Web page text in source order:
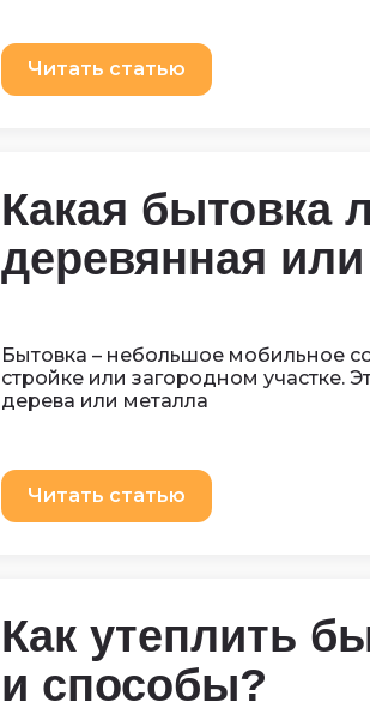
Читать статью
Какая бытовка
деревянная
Бытовка – небольшое мобильное
стройке или загородном участке.
дерева или металла
Читать статью
Как утеплить
и способы?